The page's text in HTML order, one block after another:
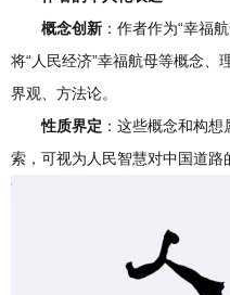
概念创新 ：作者作为“幸福
将“人民经济”幸福航母等概念、
界观、方法论。
性质界定 ：这些概念和构
索，可视为人民智慧对中国道路